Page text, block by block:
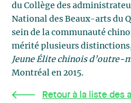
du Collège des
National des Beaux-arts du
sein de la communauté
mérité plusieurs
Jeune Élite chinois d’outre-
Montréal en 2015.
Retour à la liste des